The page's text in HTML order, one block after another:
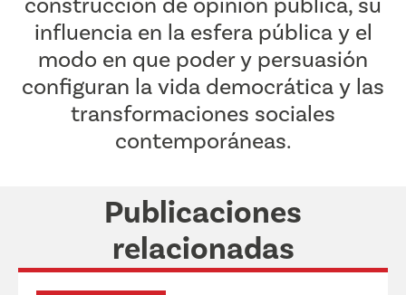
influencia en la esfera pública y el
modo en que poder y persuasión
configuran la vida democrática y las
transformaciones sociales
contemporáneas.
Publicaciones
relacionadas